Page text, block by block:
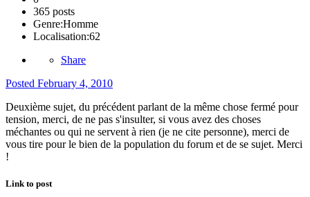
365 posts
Genre:Homme
Localisation:62
Share
Posted February 4, 2010
Deuxième sujet, du précédent parlant de la même chose fermé pour
tension, merci, de ne pas s'insulter, si vous avez des choses
méchantes ou qui ne servent à rien (je ne cite personne), merci de
vous tire pour le bien de la population du forum et de se sujet. Merci
!
Link to post